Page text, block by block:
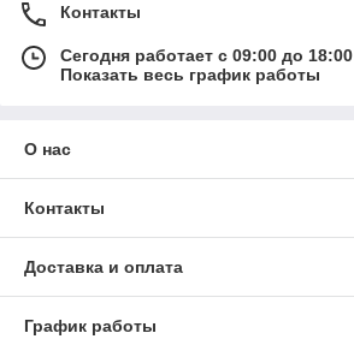
Контакты
Сегодня работает с 09:00 до 18:00
Показать весь график работы
О нас
Контакты
Доставка и оплата
График работы